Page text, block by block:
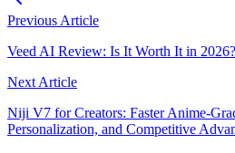
Previous Article
Veed AI Review: Is It Worth It in 2026?
Next Article
Niji V7 for Creators: Faster Anime-
Personalization, and Competitive